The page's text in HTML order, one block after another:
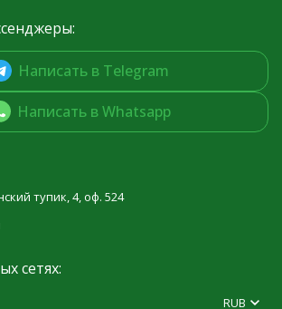
Написать в Telegram
Написать в Whatsapp
тупик, 4, оф. 524
сетях:
RUB